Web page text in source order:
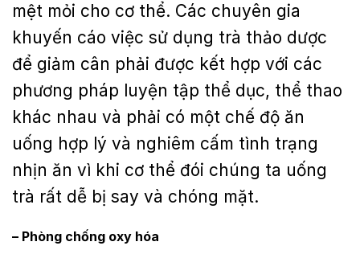
mệt mỏi cho cơ thể. Các chuyên gia
khuyến cáo việc sử dụng trà thảo dược
để giảm cân phải được kết hợp với các
phương pháp luyện tập thể dục, thể thao
khác nhau và phải có một chế độ ăn
uống hợp lý và nghiêm cấm tình trạng
nhịn ăn vì khi cơ thể đói chúng ta uống
trà rất dễ bị say và chóng mặt.
– Phòng chống oxy hóa